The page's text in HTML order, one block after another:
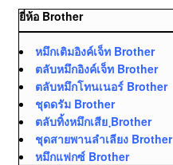
ยี่ห้อ Brother
หมึกเติมอิงค์เจ็ท Brother
ตลับหมึกอิงค์เจ็ท Brother
ตลับหมึกโทนเนอร์ Brother
ชุดดรัม Brother
ตลับทิ้งหมึกเสีย ฺBrother
ชุดสายพานลำเลียง Brother
หมึกแฟกซ์ Brother